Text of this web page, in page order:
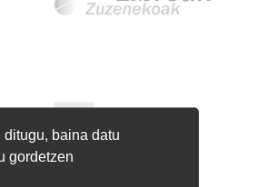
baina datu
gordetzen